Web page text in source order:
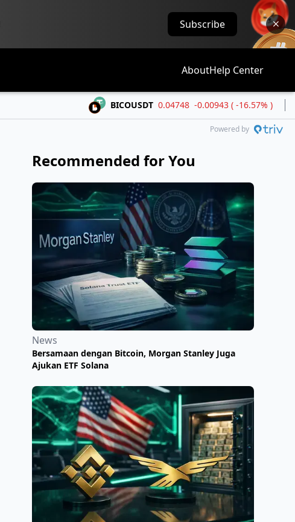
Subscribe
AboutHelp Center
BICOUSDT 0.04748 -0.00943 ( -16.57% )
Powered by
Recommended for You
News
Bersamaan dengan Bitcoin, Morgan Stanley Juga
Ajukan ETF Solana